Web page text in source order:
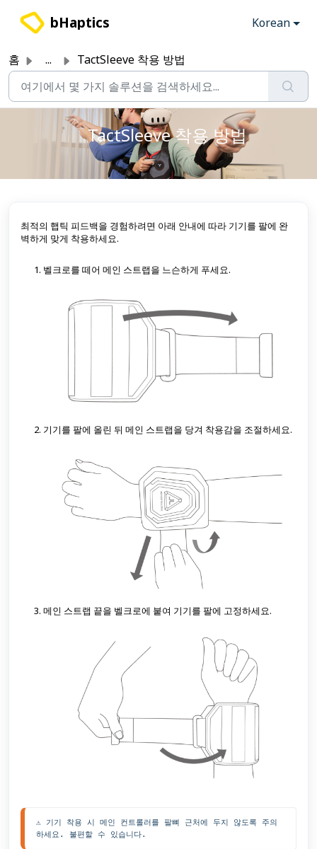
bHaptics Korean
홈 ... TactSleeve 착용 방법
TactSleeve 착용 방법
최적의 햅틱 피드백을 경험하려면 아래 안내에 따라 기기를 팔에 완
벽하게 맞게 착용하세요.
벨크로를 떼어 메인 스트랩을 느슨하게 푸세요.
기기를 팔에 올린 뒤 메인 스트랩을 당겨 착용감을 조절하세요.
메인 스트랩 끝을 벨크로에 붙여 기기를 팔에 고정하세요.
⚠️ 기기 착용 시 메인 컨트롤러를 팔뼈 근처에 두지 않도록 주의
하세요. 불편할 수 있습니다.